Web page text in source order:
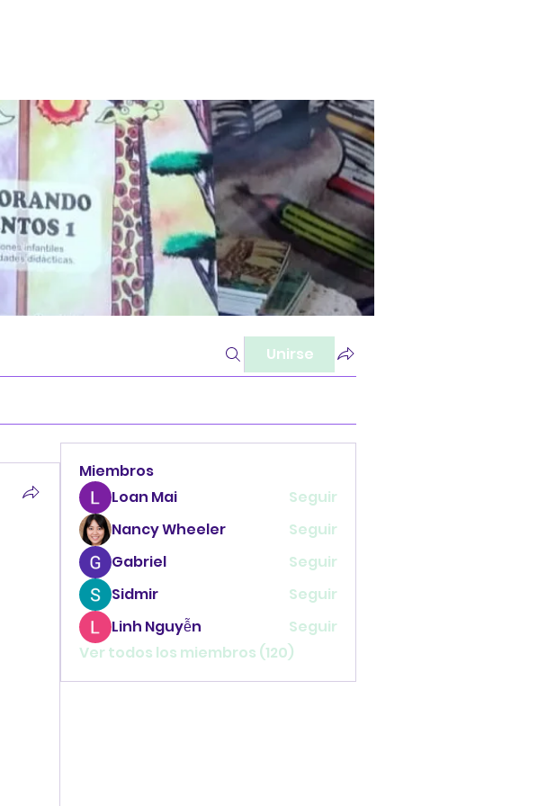
Unirse
Miembros
Loan Mai
Seguir
Nancy Wheeler
Seguir
Gabriel
Seguir
Sidmir
Seguir
Linh Nguyễn
Seguir
Ver todos los miembros (120)